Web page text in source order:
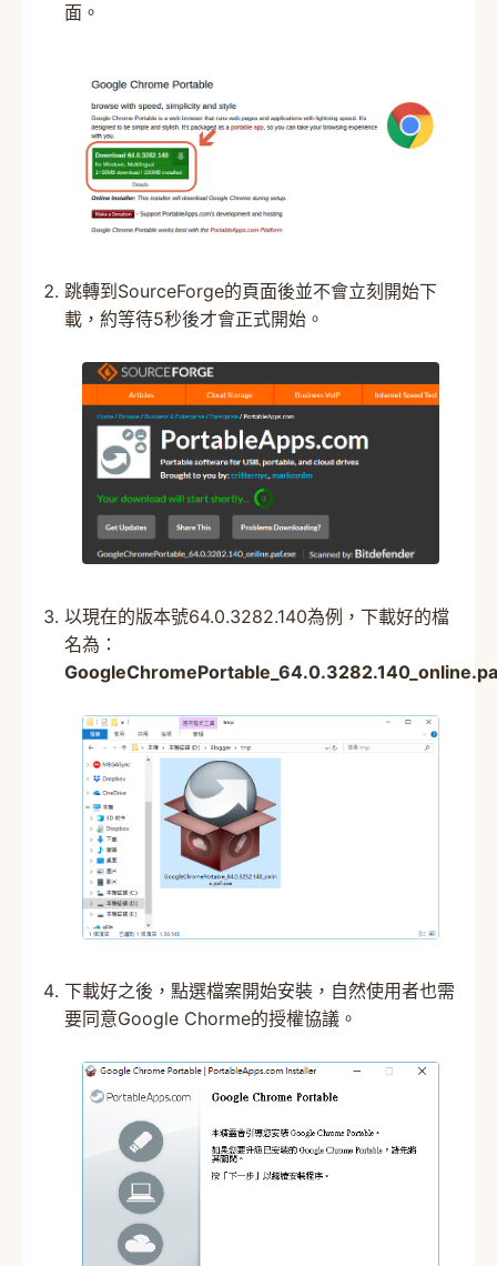
面。
跳轉到SourceForge的頁面後並不會立刻開始下
載，約等待5秒後才會正式開始。
以現在的版本號64.0.3282.140為例，下載好的檔
名為：
下載好之後，點選檔案開始安裝，自然使用者也需
要同意Google Chorme的授權協議。